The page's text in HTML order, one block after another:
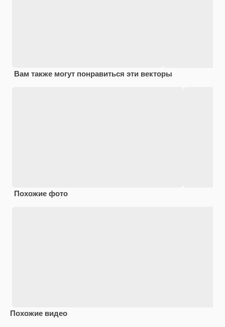
Вам также могут понравиться эти векторы
Похожие фото
Похожие видео